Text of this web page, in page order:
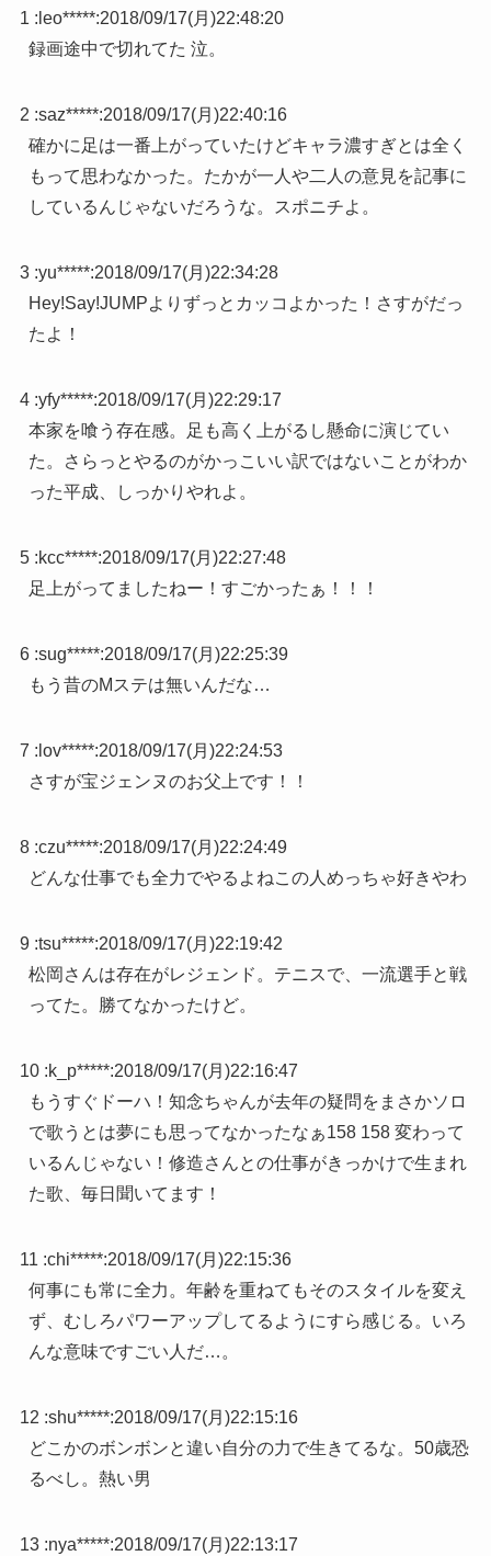
1 : leo*****:2018/09/17(月)22:48:20
録画途中で切れてた 泣。
2 :saz*****:2018/09/17(月)22:40:16
確かに足は一番上がっていたけどキャラ濃すぎとは全く
もって思わなかった。たかが一人や二人の意見を記事に
しているんじゃないだろうな。スポニチよ。
3 :yu*****:2018/09/17(月)22:34:28
Hey!Say!JUMPよりずっとカッコよかった！さすがだっ
たよ！
4 :yfy*****:2018/09/17(月)22:29:17
本家を喰う存在感。足も高く上がるし懸命に演じてい
た。さらっとやるのがかっこいい訳ではないことがわか
った平成、しっかりやれよ。
5 :kcc*****:2018/09/17(月)22:27:48
足上がってましたねー！すごかったぁ！！！
6 :sug*****:2018/09/17(月)22:25:39
もう昔のMステは無いんだな…
7 : lov*****:2018/09/17(月)22:24:53
さすが宝ジェンヌのお父上です！！
8 :czu*****:2018/09/17(月)22:24:49
どんな仕事でも全力でやるよねこの人めっちゃ好きやわ
9 :tsu*****:2018/09/17(月)22:19:42
松岡さんは存在がレジェンド。テニスで、一流選手と戦
ってた。勝てなかったけど。
10 :k_p*****:2018/09/17(月)22:16:47
もうすぐドーハ！知念ちゃんが去年の疑問をまさかソロ
で歌うとは夢にも思ってなかったなぁ158 158 変わって
いるんじゃない！修造さんとの仕事がきっかけで生まれ
た歌、毎日聞いてます！
11 :chi*****:2018/09/17(月)22:15:36
何事にも常に全力。年齢を重ねてもそのスタイルを変え
ず、むしろパワーアップしてるようにすら感じる。いろ
んな意味ですごい人だ…。
12 :shu*****:2018/09/17(月)22:15:16
どこかのボンボンと違い自分の力で生きてるな。50歳恐
るべし。熱い男
13 :nya*****:2018/09/17(月)22:13:17